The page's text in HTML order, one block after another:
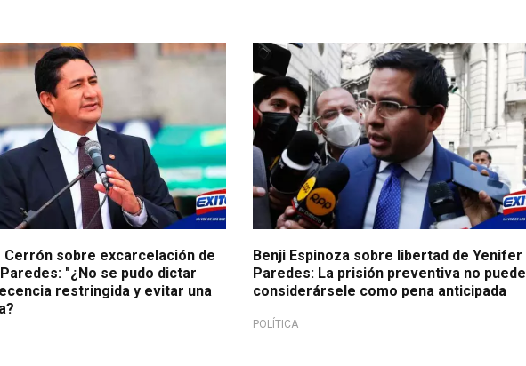
Cerrón sobre excarcelación de
"¿No se pudo dictar
restringida y evitar una
Benji Espinoza sobre libertad de Yenifer
Paredes: La prisión preventiva no puede
considerársele como pena anticipada
POLÍTICA